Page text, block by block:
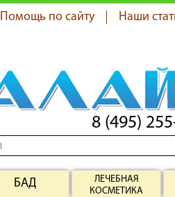
Помощь по сайту Наши
8 (495)
БАД
ЛЕЧЕБНАЯ
КОСМЕТИКА